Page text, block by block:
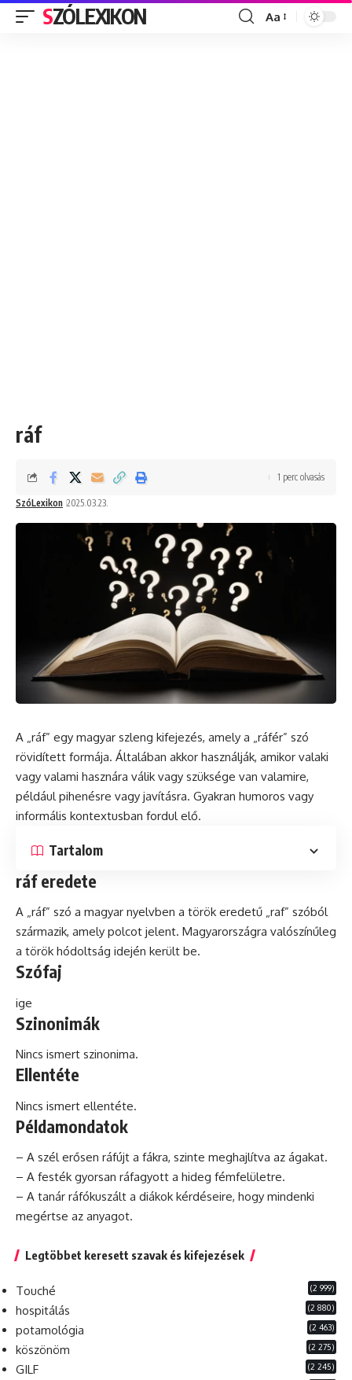
SZÓLEXIKON
Font
Aa
ráf
SzóLexikon 2025.03.23.
1 perc olvasás
A „ráf” egy magyar szleng kifejezés, amely a „ráfér” szó
rövidített formája. Általában akkor használják, amikor valaki
vagy valami hasznára válik vagy szüksége van valamire,
például pihenésre vagy javításra. Gyakran humoros vagy
informális kontextusban fordul elő.
Tartalom
ráf eredete
A „ráf” szó a magyar nyelvben a török eredetű „raf” szóból
származik, amely polcot jelent. Magyarországra valószínűleg
a török hódoltság idején került be.
Szófaj
ige
Szinonimák
Nincs ismert szinonima.
Ellentéte
Nincs ismert ellentéte.
Példamondatok
– A szél erősen ráfújt a fákra, szinte meghajlítva az ágakat.
– A festék gyorsan ráfagyott a hideg fémfelületre.
– A tanár ráfókuszált a diákok kérdéseire, hogy mindenki
megértse az anyagot.
Legtöbbet keresett szavak és kifejezések
Touché (2 999)
hospitálás (2 880)
potamológia (2 463)
köszönöm (2 275)
GILF (2 245)